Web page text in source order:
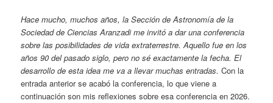
Hace mucho, muchos años, la Sección de Astronomía de la
Sociedad de Ciencias Aranzadi me invitó a dar una conferencia
sobre las posibilidades de vida extraterrestre. Aquello fue en los
años 90 del pasado siglo, pero no sé exactamente la fecha. El
desarrollo de esta idea me va a llevar muchas entradas.Con la
entrada anterior se acabó la conferencia, lo que viene a
continuación son mis reflexiones sobre esa conferencia en 2026.